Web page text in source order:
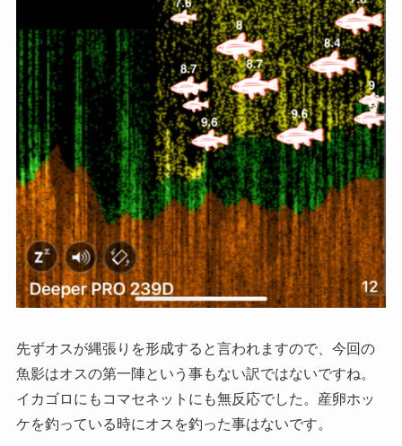
先ずオスが縄張りを形成すると言われますので、今回の
魚影はオスの第一陣という事もない訳ではないですね。
イカゴロにもコマセネットにも無反応でした。産卵ホッ
ケを釣っている時にオスを釣った事はないです。